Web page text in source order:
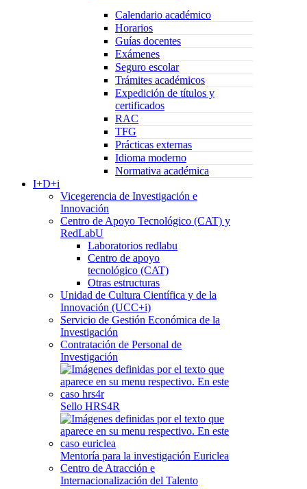
Calendario académico
Horarios
Guías docentes
Exámenes
Seguro escolar
Trámites académicos
Expedición de títulos y
certificados
RAC
TFG
Prácticas externas
Idioma moderno
Normativa académica
I+D+i
Vicegerencia de Investigación e
Innovación
Centro de Apoyo Tecnológico (CAT) y
RedLabU
Laboratorios redlabu
Centro de apoyo
tecnológico (CAT)
Otras estructuras
Unidad de Cultura Científica y de la
Innovación (UCC+i)
Servicio de Gestión Económica de la
Investigación
Contratación de Personal de
Investigación
Sello HRS4R
Mentoría para la investigación Euriclea
Centro de Atracción e
Internacionalización del Talento